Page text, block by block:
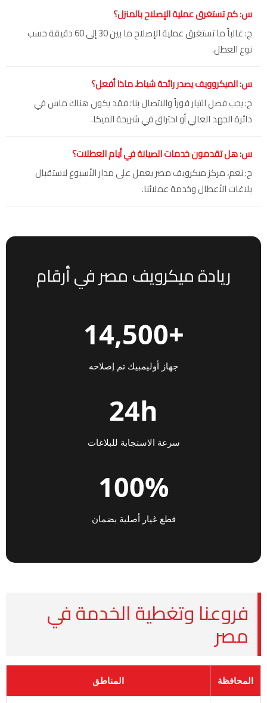
س: كم تستغرق عملية الإصلاح بالمنزل؟
ج: غالباً ما تستغرق عملية الإصلاح ما بين 30 إلى 60 دقيقة حسب
نوع العطل.
س: الميكروويف يصدر رائحة شياط، ماذا أفعل؟
ج: يجب فصل التيار فوراً والاتصال بنا؛ فقد يكون هناك ماس في
دائرة الجهد العالي أو احتراق في شريحة الميكا.
س: هل تقدمون خدمات الصيانة في أيام العطلات؟
ج: نعم، مركز ميكرويف مصر يعمل على مدار الأسبوع لاستقبال
بلاغات الأعطال وخدمة عملائنا.
ريادة ميكرويف مصر في أرقام
+14,500
جهاز أوليمبيك تم إصلاحه
24h
سرعة الاستجابة للبلاغات
100%
قطع غيار أصلية بضمان
فروعنا وتغطية الخدمة في
مصر
المحافظة المناطق